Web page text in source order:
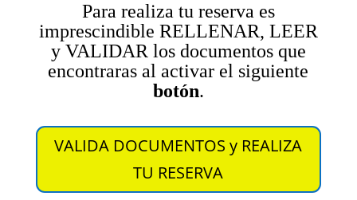
Para realiza tu reserva es
imprescindible RELLENAR, LEER
y VALIDAR los documentos que
encontraras al activar el siguiente
botón.
VALIDA DOCUMENTOS y REALIZA
TU RESERVA